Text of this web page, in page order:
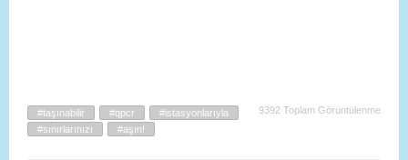
9392 Toplam Görüntülenme
#taşınabilir #qpcr
#istasyonlarıyla
#sınırlarınızı
#aşın!